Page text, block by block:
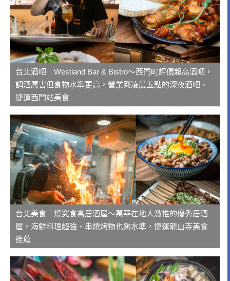
台北酒吧｜Westland Bar & Bistro～西門町評價超高酒吧，
調酒厲害但食物水準更高，營業到凌晨五點的深夜酒吧、
捷運西門站美食
台北美食｜燒究食寓居酒屋～萬華在地人激推的優秀居酒
屋，海鮮料理超強、串燒烤物也夠水準，捷運龍山寺美食
推薦